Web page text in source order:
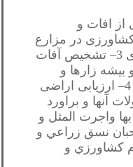
افات و
در مزارع
و باغات 2–ارزیابی سموم کشاورزی 3– تشخیص آفات
بیشه زارها و
براوردمیزان خسارت وارده به آنها 4– ارزیابی اراضی
آنها و براورد
واجرت المثل و
نسق زراعي و
كشاورزي و